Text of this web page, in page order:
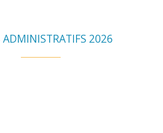
ADMINISTRATIFS 2026